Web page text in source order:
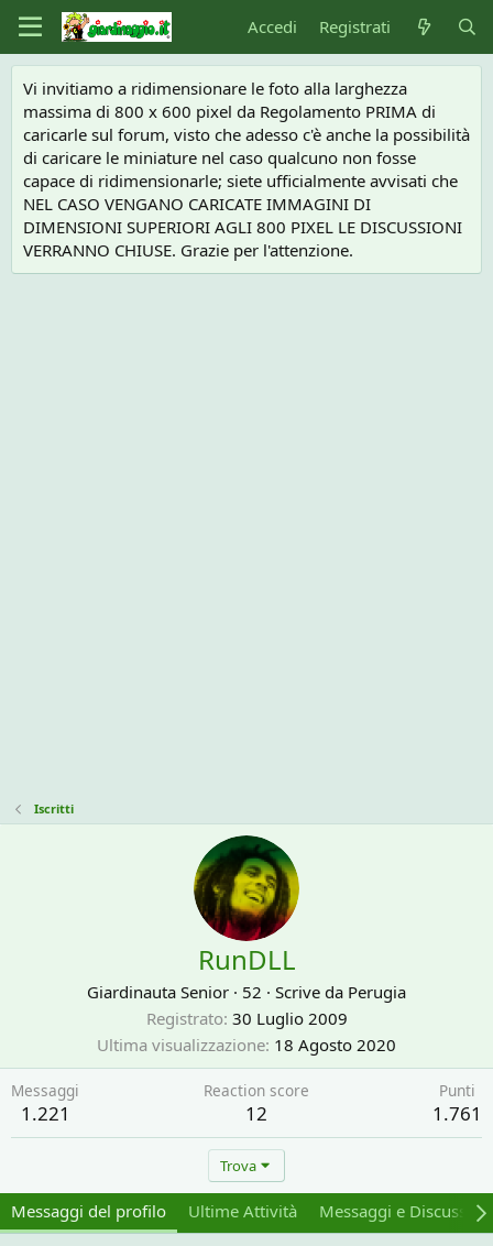
Accedi Registrati
Vi invitiamo a ridimensionare le foto alla larghezza
massima di 800 x 600 pixel da Regolamento PRIMA di
caricarle sul forum, visto che adesso c'è anche la possibilità
di caricare le miniature nel caso qualcuno non fosse
capace di ridimensionarle; siete ufficialmente avvisati che
NEL CASO VENGANO CARICATE IMMAGINI DI
DIMENSIONI SUPERIORI AGLI 800 PIXEL LE DISCUSSIONI
VERRANNO CHIUSE. Grazie per l'attenzione.
Iscritti
RunDLL
Giardinauta Senior · 52 · Scrive da Perugia
Registrato 30 Luglio 2009
Ultima visualizzazione 18 Agosto 2020
Messaggi
1.221
Reaction score
12
Punti
1.761
Trova
Messaggi del profilo Ultime Attività Messaggi e